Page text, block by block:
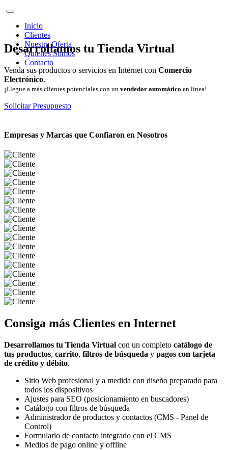
Inicio
Clientes
Nuestra Oferta
Quienes Somos
Contacto
Desarrollamos tu Tienda Virtual
Venda sus productos o servicios en Internet con Comercio
Electrónico.
¡Llegue a más clientes potenciales con un vendedor automático en línea!
Solicitar Presupuesto
Empresas y Marcas que Confiaron en Nosotros
Consiga más Clientes en Internet
Desarrollamos tu Tienda Virtual con un completo catálogo de
tus productos, carrito, filtros de búsqueda y pagos con tarjeta
de crédito y débito.
Sitio Web profesional y a medida con diseño preparado para
todos los dispositivos
Ajustes para SEO (posicionamiento en buscadores)
Catálogo con filtros de búsqueda
Administrador de productos y contactos (CMS - Panel de
Control)
Formulario de contacto integrado con el CMS
Medios de pago online y offline